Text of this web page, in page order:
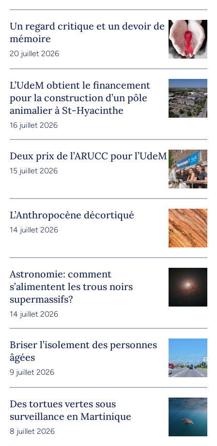
Un regard critique et un devoir de
mémoire
20 juillet 2026
L’UdeM obtient le financement
pour la construction d’un pôle
animalier à St-Hyacinthe
16 juillet 2026
Deux prix de l’ARUCC pour l’UdeM
15 juillet 2026
L’Anthropocène décortiqué
14 juillet 2026
Astronomie: comment
s’alimentent les trous noirs
supermassifs?
14 juillet 2026
Briser l’isolement des personnes
âgées
9 juillet 2026
Des tortues vertes sous
surveillance en Martinique
8 juillet 2026